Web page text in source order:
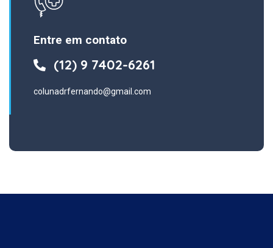
Entre em contato
(12) 9 7402-6261
colunadrfernando@gmail.com